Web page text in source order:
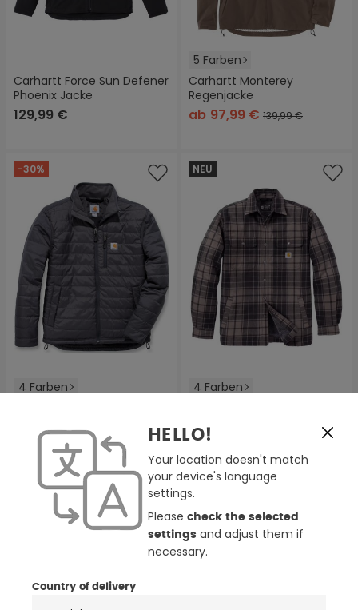
Carhartt Force Sun Defener
Phoenix Jacke
129,99 €
5 Farben
Carhartt Monterey
Regenjacke
ab 97,99 € 139,99 €
-30%
4 Farben
80,49 €114,99 €
Durchschnittliche Bewertung von 3.8 von 5 Sternen
NEU
4 Farben
129,99 €
BIS ZU -15% NEU
HELLO!
Your location doesn't match
your device's language
settings.
Please check the selected
settings and adjust them if
necessary.
Country of delivery